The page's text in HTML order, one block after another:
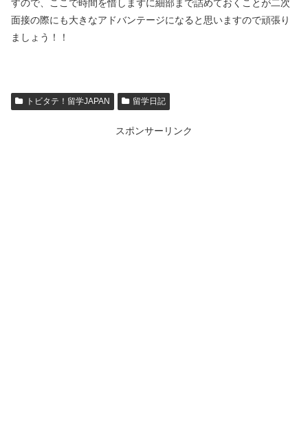
すので、ここで時間を惜しまずに細部まで詰めておくことが二次
面接の際にも大きなアドバンテージになると思いますので頑張り
ましょう！！
トビタテ！留学JAPAN 留学日記
スポンサーリンク